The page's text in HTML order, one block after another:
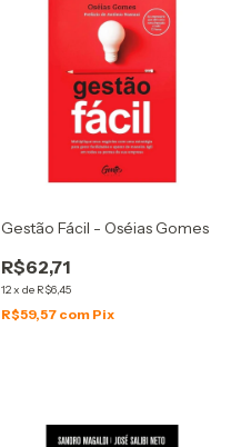
Gestão Fácil - Oséias Gomes
R$62,71
12x de R$6,45
R$59,57 com Pix